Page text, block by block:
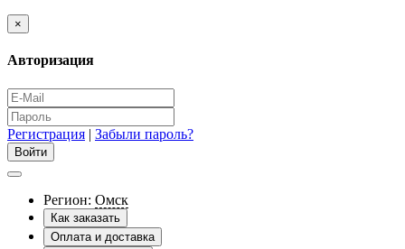
×
Авторизация
Регистрация | Забыли пароль?
Регион: Омск
Как заказать
Оплата и доставка